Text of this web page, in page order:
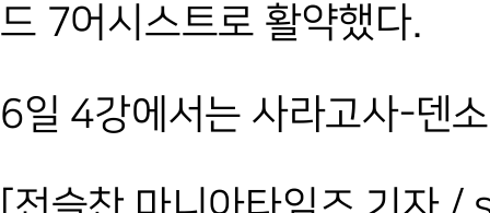
드 7어시스트로 활약했다.
6일 4강에서는 사라고사-덴